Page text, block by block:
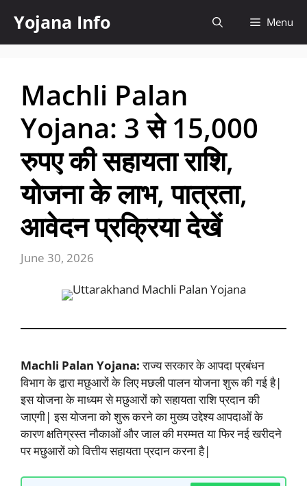
content
Yojana Info Menu
Machli Palan
Yojana: 3 से 15,000
रुपए की सहायता राशि,
योजना के लाभ, पात्रता,
आवेदन प्रक्रिया देखें
June 30, 2026
Machli Palan Yojana:राज्य सरकार के आपदा प्रबंधन
विभाग के द्वारा मछुआरों के लिए मछली पालन योजना शुरू की गई है|
इस योजना के माध्यम से मछुआरों को सहायता राशि प्रदान की
जाएगी| इस योजना को शुरू करने का मुख्य उद्देश्य आपदाओं के
कारण क्षतिग्रस्त नौकाओं और जाल की मरम्मत या फिर नई खरीदने
पर मछुआरों को वित्तीय सहायता प्रदान करना है|